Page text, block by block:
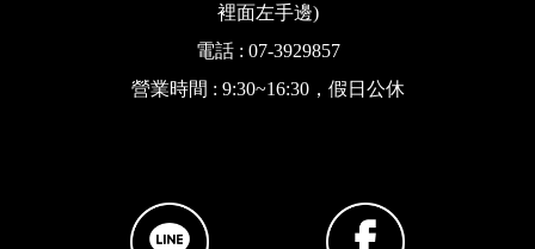
裡面左手邊)
電話 : 07-3929857
營業時間 : 9:30~16:30，假日公休